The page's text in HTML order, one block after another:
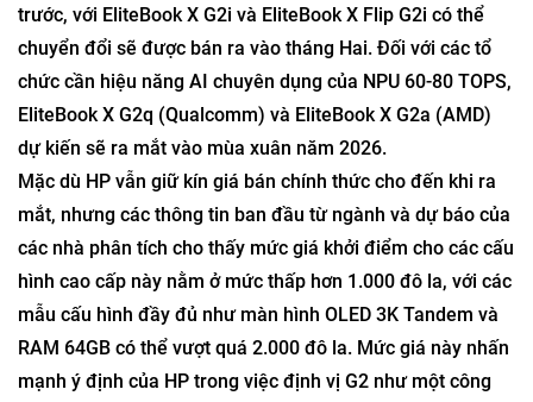
hiệu của mình khỏi bất kỳ nhà cung cấp chip nào.
Như được thể hiện trongbài đánh giá thực tếnày , thiết kế
của EliteBook X G2 vẫn giữ được cảm giác cao cấp và
chắc chắn mặc dù trọng lượng rất nhẹ.
Chiến lược định giá và khả năng cung ứng
HP đang ưu tiên các cấu hình dựa trên nền tảng Intel
trước, với EliteBook X G2i và EliteBook X Flip G2i có thể
chuyển đổi sẽ được bán ra vào tháng Hai. Đối với các tổ
chức cần hiệu năng AI chuyên dụng của NPU 60-80 TOPS,
EliteBook X G2q (Qualcomm) và EliteBook X G2a (AMD)
dự kiến ​​sẽ ra mắt vào mùa xuân năm 2026.
Mặc dù HP vẫn giữ kín giá bán chính thức cho đến khi ra